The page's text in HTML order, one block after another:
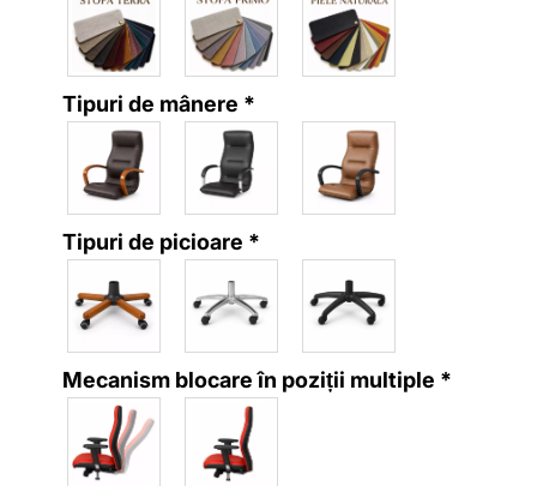
Tipuri de mânere *
Tipuri de picioare *
Mecanism blocare în poziții multiple *